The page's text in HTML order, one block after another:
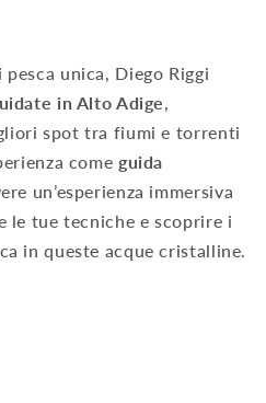
pesca unica, Diego Riggi
in Alto Adige
spot tra fiumi e torrenti
come guida
un’esperienza immersiva
le tue tecniche e scoprire i
in queste acque cristalline.